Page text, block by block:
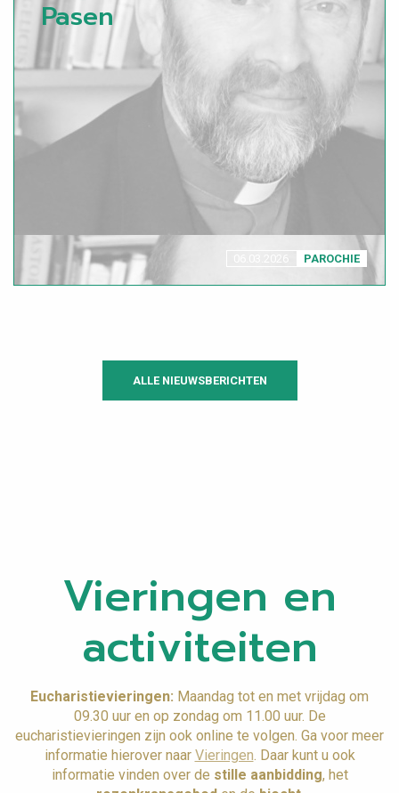
Pasen
PAROCHIE
ALLE NIEUWSBERICHTEN
Vieringen en
activiteiten
Eucharistievieringen: Maandag tot en met vrijdag ​om
09.30 uur en op zondag om 11.00 uur. De
eucharistievieringen zijn ook online te volgen. Ga voor meer
informatie hierover naar Vieringen. Daar kunt u ook
informatie vinden over de stille aanbidding, het